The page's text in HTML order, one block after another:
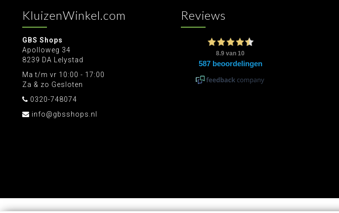
KluizenWinkel.com
GBS Shops
Apolloweg 34
8239 DA Lelystad
Ma t/m vr 10:00 - 17:00
Za & zo Gesloten
0320-748074
info@gbsshops.nl
Reviews